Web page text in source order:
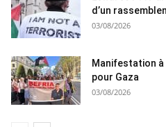
d’un
03/08/2026
Manifestation
pour Gaza
03/08/2026